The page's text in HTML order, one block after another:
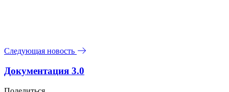
Следующая новость
Документация 3.0